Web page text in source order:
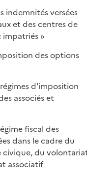
indemnités versées
et des centres de
impatriés »
des options
d'imposition
associés et
fiscal des
dans le cadre du
civique, du
associatif